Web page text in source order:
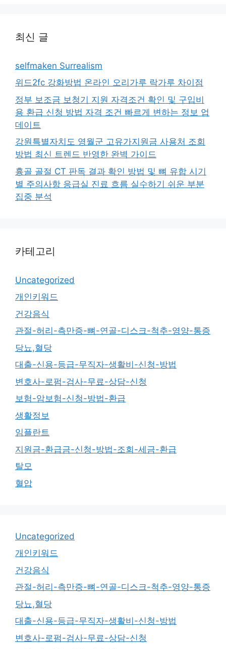
최신 글
selfmaken Surrealism
위드2fc 강화방법 온라인 오리가루 락가루 차이점
정부 보조금 보청기 지원 자격조건 확인 및 구입비
용 환급 신청 방법 자격 조건 빠르게 변하는 정보 업
데이트
강원특별자치도 영월군 고유가지원금 사용처 조회
방법 최신 트렌드 반영한 완벽 가이드
흉골 골절 CT 판독 결과 확인 방법 및 뼈 유합 시기
별 주의사항 응급실 진료 흐름 실수하기 쉬운 부분
집중 분석
카테고리
Uncategorized
개인키워드
건강음식
관절-허리-측만증-뼈-연골-디스크-척추-영양-통증
당뇨,혈당
대출-신용-등급-무직자-생활비-신청-방법
변호사-로펌-검사-무료-상담-신청
보험-암보험-신청-방법-환급
생활정보
임플란트
지원금-환급금-신청-방법-조회-세금-환급
탈모
혈압
Uncategorized
개인키워드
건강음식
관절-허리-측만증-뼈-연골-디스크-척추-영양-통증
당뇨,혈당
대출-신용-등급-무직자-생활비-신청-방법
변호사-로펌-검사-무료-상담-신청